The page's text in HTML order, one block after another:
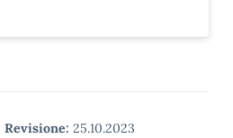
Revisione: 25.10.2023